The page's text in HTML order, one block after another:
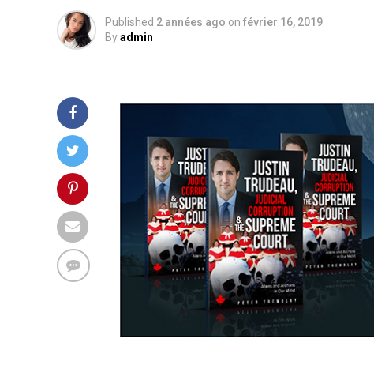
Published 2 années ago on février 16, 2019
Byadmin